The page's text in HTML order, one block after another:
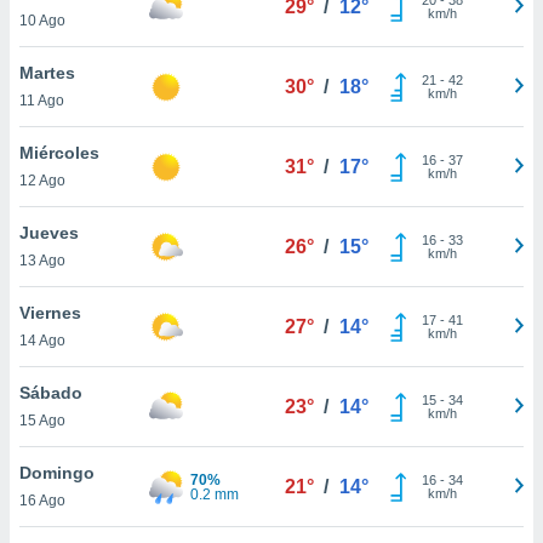
más
nuestra
y
de
disponible
cookies
aceptar
10 Ago
29° / 12°
km/h
Martes
11 Ago
30° / 18° 21 - 42
km/h
Miércoles
12 Ago
31° / 17° 16- 37
km/h
Jueves
13 Ago
26° / 15° 16- 33
km/h
Viernes
14 Ago
27° / 14° 17- 41
km/h
Sábado
15 Ago
23° / 14° 15- 34
km/h
Domingo
16 Ago
70%
0.2 mm
21° / 14° 16- 34
km/h